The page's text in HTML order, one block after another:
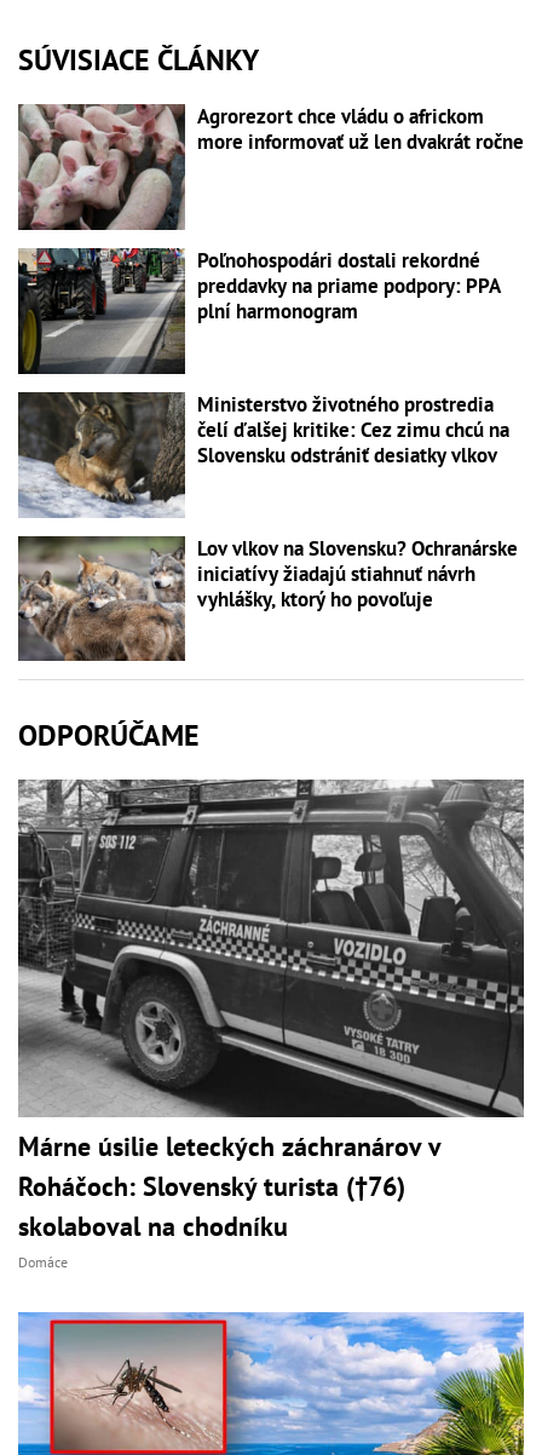
SÚVISIACE ČLÁNKY
Agrorezort chce vládu o africkom
more informovať už len dvakrát ročne
Poľnohospodári dostali rekordné
preddavky na priame podpory: PPA
plní harmonogram
Ministerstvo životného prostredia
čelí ďalšej kritike: Cez zimu chcú na
Slovensku odstrániť desiatky vlkov
Lov vlkov na Slovensku? Ochranárske
iniciatívy žiadajú stiahnuť návrh
vyhlášky, ktorý ho povoľuje
ODPORÚČAME
Márne úsilie leteckých záchranárov v
Roháčoch: Slovenský turista (†76)
skolaboval na chodníku
Domáce